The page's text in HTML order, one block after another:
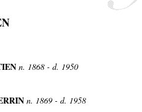
n. 1868 - d. 1950
n. 1869 - d. 1958